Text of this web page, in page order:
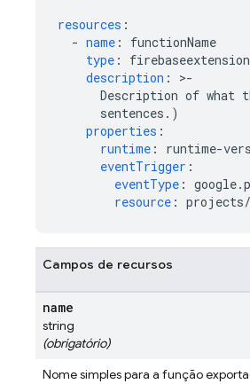
resources :
- name :
functionName
type :
description : >-
Description of what
sentences.)
properties :
runtime :
runtime-
eventTrigger :
eventType :
resource :
Campos de recursos
name
string
(obrigatório)
Nome simples para a função